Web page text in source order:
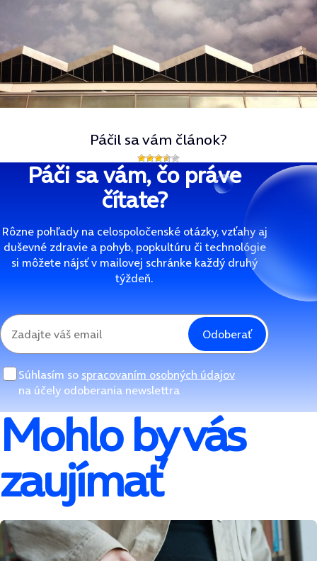
Páčil sa vám článok?
Páči sa vám, čo práve
čítate?
Rôzne pohľady na celospoločenské otázky, vzťahy aj
duševné zdravie a pohyb, popkultúru či technológie
si môžete nájsť v mailovej schránke každý druhý
týždeň.
Odoberať
Súhlasím so spracovaním osobných údajov
na účely odoberania newslettra
Mohlo by vás
zaujímať